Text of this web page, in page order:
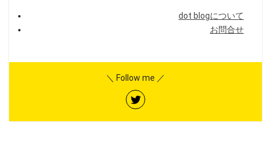
dot blogについて
お問合せ
＼ Follow me ／